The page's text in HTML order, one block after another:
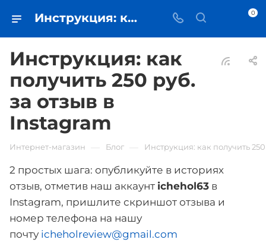
Инструкция: как получить 250 руб. за отзыв в Instagram - iЧехол 0
Инструкция: как
получить 250 руб.
за отзыв в
Instagram
Интернет-магазин Блог Инструкция: как получить
2 простых шага: опубликуйте в историях
отзыв, отметив наш аккаунт ichehol63 в
Instagram, пришлите скриншот отзыва и
номер телефона на нашу
почту icheholreview@gmail.com